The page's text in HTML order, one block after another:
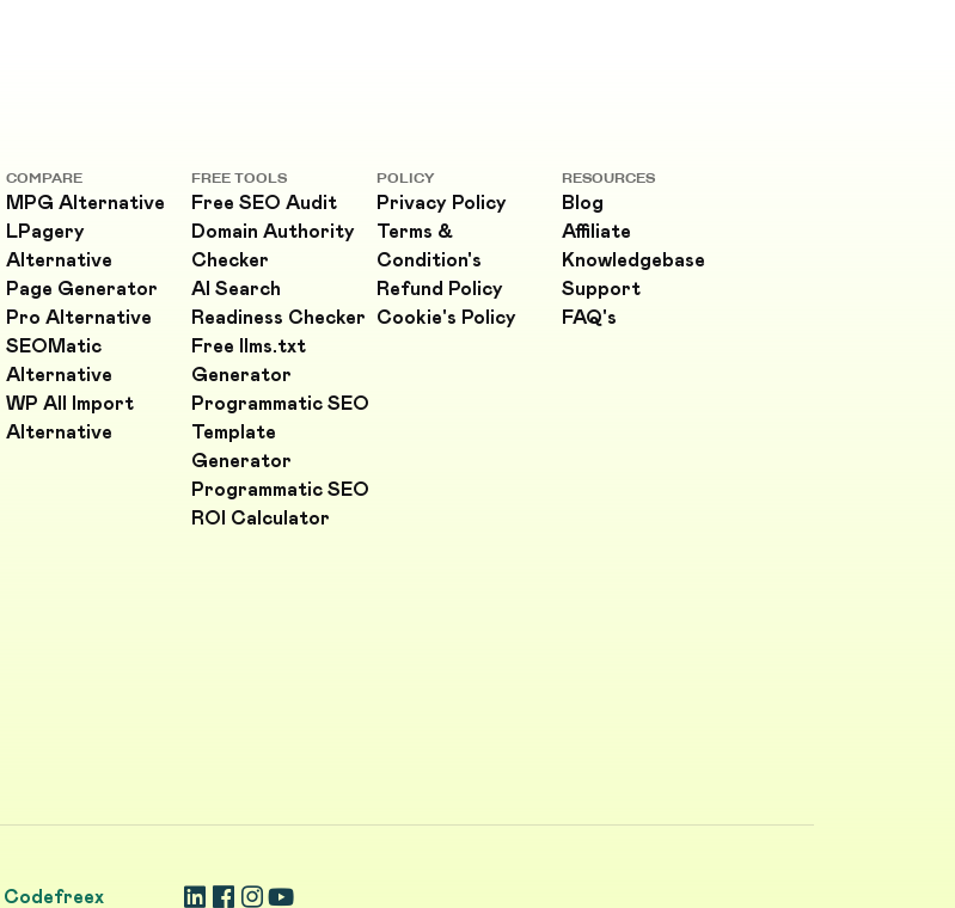
COMPARE
MPG Alternative
LPagery
Alternative
Page Generator
Pro Alternative
SEOMatic
Alternative
WP All Import
Alternative
FREE TOOLS
Free SEO Audit
Domain Authority
Checker
AI Search
Readiness Checker
Free llms.txt
Generator
Programmatic SEO
Template
Generator
Programmatic SEO
ROI Calculator
POLICY
Privacy Policy
Terms &
Condition's
Refund Policy
Cookie's Policy
RESOURCES
Blog
Affiliate
Knowledgebase
Support
FAQ's
Codefreex